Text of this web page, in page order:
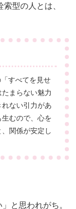
索型の人とは、
すべてを見せ
まらない魅力
ない引力があ
むので、心を
関係が安定し
と思われがち。